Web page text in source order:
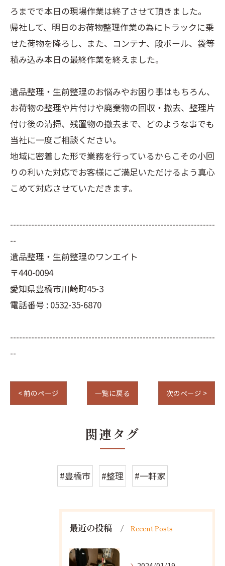
ろまでで本日の現場作業は終了させて頂きました。
帰社して、明日のお荷物整理作業の為にトラックに乗
せた荷物を降ろし、また、コンテナ、段ボール、袋等
積み込み本日の最終作業を終えました。
遺品整理・生前整理のお悩みやお困り事はもちろん、
お荷物の整理や片付けや廃棄物の回収・撤去、整理片
付け後の清掃、残置物の撤去まで、どのような事でも
当社に一度ご相談ください。
地域に密着した形で業務を行っているからこその小回
りの利いた対応でお客様にご満足いただけるよう真心
こめて対応させていただきます。
--------------------------------------------------------------------
--
遺品整理・生前整理のワンエイト
〒440-0094
愛知県豊橋市川崎町45-3
電話番号 : 0532-35-6870
--------------------------------------------------------------------
--
< 前のページ 一覧に戻る 次のページ >
関連タグ
#豊橋市 #整理 #一軒家
最近の投稿 Recent Posts